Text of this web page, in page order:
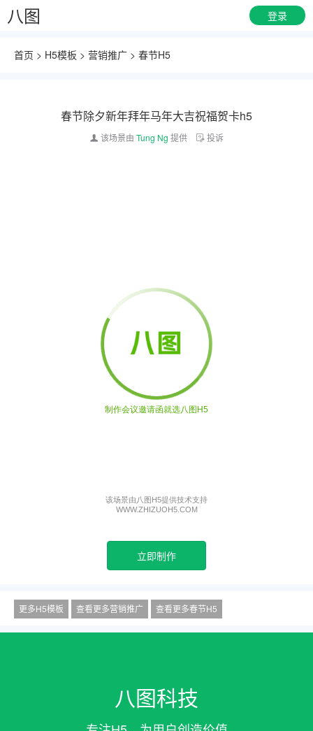
八图 登录
首页 > H5模板 > 营销推广 > 春节H5
春节除夕新年拜年马年大吉祝福贺卡h5
该场景由 Tung Ng 提供 投诉
立即制作
更多H5模板 查看更多营销推广 查看更多春节H5
八图科技